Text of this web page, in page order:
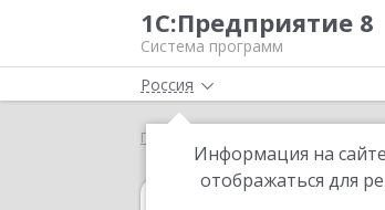
1С:Предприятие 8
Система программ
Россия
Информация на
отображаться для
Главная